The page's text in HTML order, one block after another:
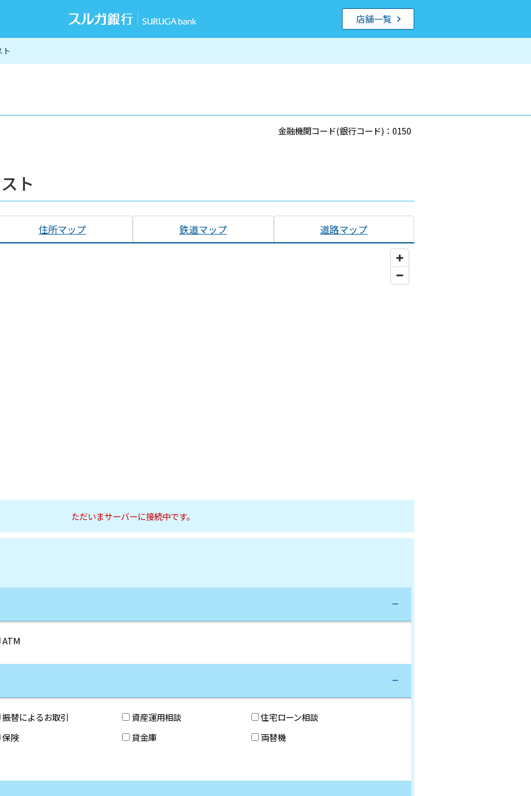
ト
店舗一覧
金融機関コード(銀行コード)：0150
ト
住所マップ 鉄道マップ 道路マップ
ただいまサーバーに接続中です。
ATM
振替によるお取引 資産運用相談
住宅ローン相談
保険 貸金庫
両替機